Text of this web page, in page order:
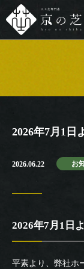
2026年7月1日
2026.06.22 お
2026年7月1日
平素より、弊社ホ